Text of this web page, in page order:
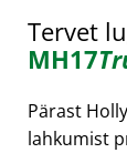
Tervet
MH17
Pärast
lahkumist